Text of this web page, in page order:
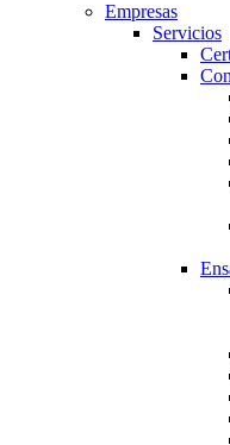
Empresas
Servicios